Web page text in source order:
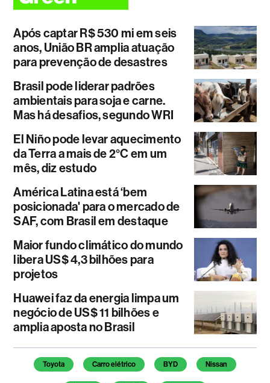
Após captar R$ 530 mi em seis
anos, União BR amplia atuação
para prevenção de desastres
Brasil pode liderar padrões
ambientais para soja e carne.
Mas há desafios, segundo WRI
El Niño pode levar aquecimento
da Terra a mais de 2°C em um
mês, diz estudo
América Latina está ‘bem
posicionada' para o mercado de
SAF, com Brasil em destaque
Maior fundo climático do mundo
libera US$ 4,3 bilhões para
projetos
Huawei faz da energia limpa um
negócio de US$ 11 bilhões e
amplia aposta no Brasil
Temas deste artigo
Toyota Carro elétrico BYD Nissan